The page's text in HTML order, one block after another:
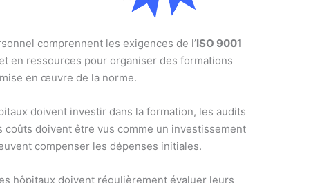
comprennent les exigences de l’ISO 9001
en ressources pour organiser des formations
en œuvre de la norme.
doivent investir dans la formation, les audits
doivent être vus comme un investissement
compenser les dépenses initiales.
hôpitaux doivent régulièrement évaluer leurs